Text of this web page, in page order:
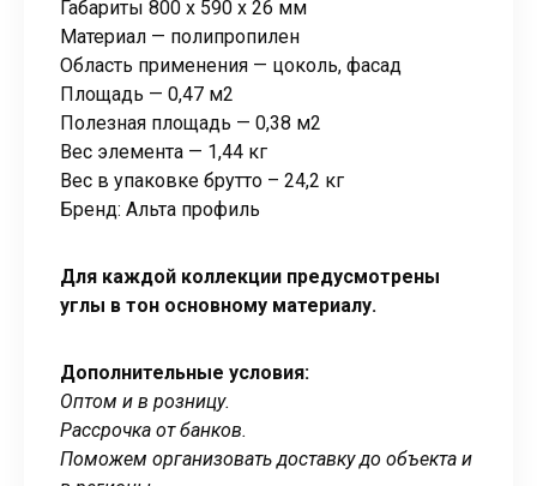
Габариты 800 x 590 x 26 мм
Материал — полипропилен
Область применения — цоколь, фасад
Площадь — 0,47 м2
Полезная площадь — 0,38 м2
Вес элемента — 1,44 кг
Вес в упаковке брутто – 24,2 кг
Бренд: Альта профиль
Для каждой коллекции предусмотрены
углы в тон основному материалу.
Дополнительные условия:
Оптом и в розницу.
Рассрочка от банков.
Поможем организовать доставку до объекта и